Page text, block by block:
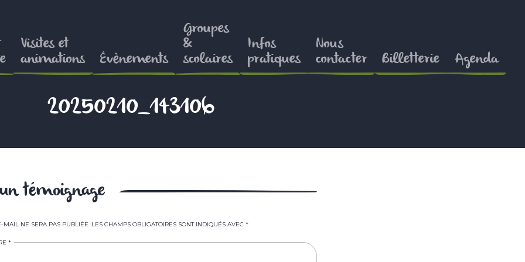
Visites et
animations Évènements
Groupes
&
scolaires
Infos
pratiques
Nous
contacter Billetterie Agenda
20250210_143106
témoignage
MAIL NE SERA PAS PUBLIÉE. LES CHAMPS OBLIGATOIRES SONT INDIQUÉS AVEC *
*